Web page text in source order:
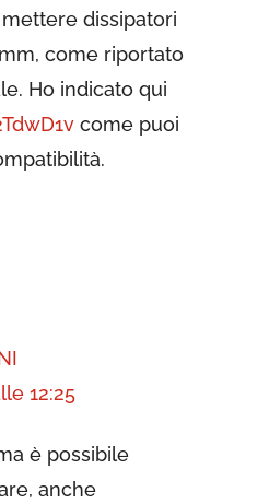
dissipatori
come riportato
Ho indicato qui
come puoi
12:25
è possibile
anche